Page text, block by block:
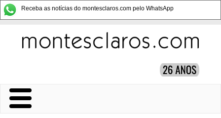
Receba as notícias do montesclaros.com pelo WhatsApp